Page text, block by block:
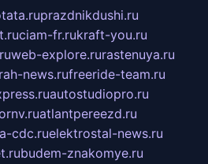
prazdnikdushi.ru
ciam-fr.rukraft-you.ru
web-explore.rurastenuya.ru
news.rufreeride-team.ru
autostudiopro.ru
atlantpereezd.ru
a-cdc.ruelektrostal-news.ru
budem-znakomye.ru